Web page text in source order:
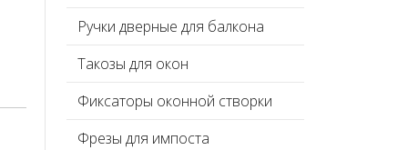
Ручки дверные для балкона
Такозы для окон
Фиксаторы оконной створки
Фрезы для импоста